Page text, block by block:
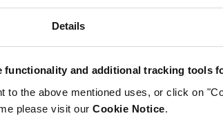
Details
functionality and additional tracking tools
to the above mentioned uses, or click on
please visit our Cookie Notice.